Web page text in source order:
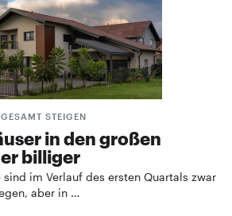
STEIGEN
in den großen
billiger
im Verlauf des ersten Quartals zwar
aber in …